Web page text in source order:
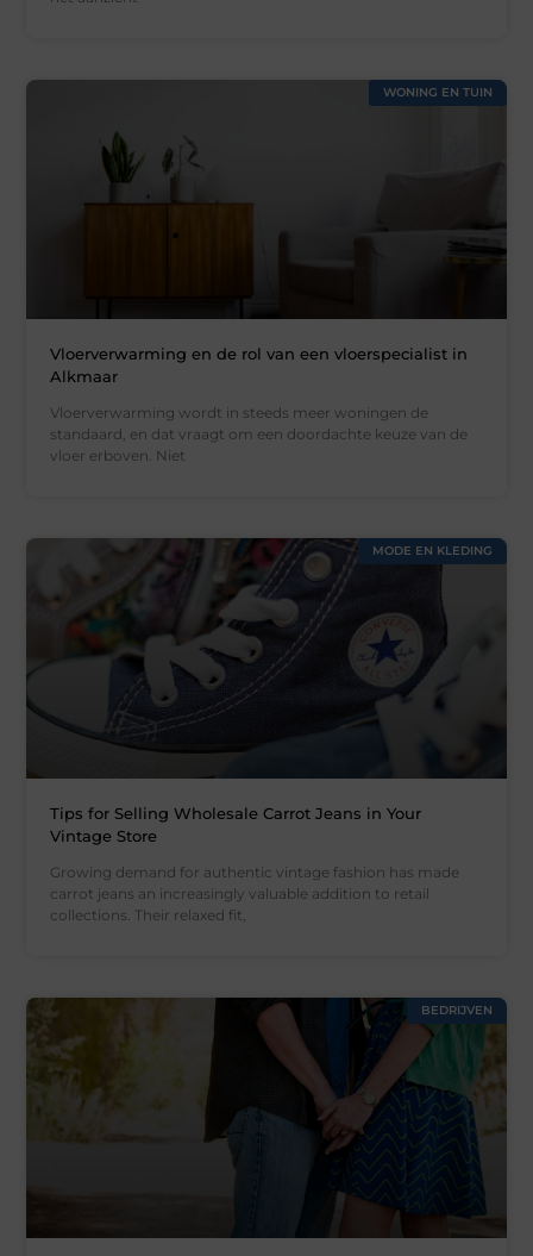
WONING EN TUIN
Vloerverwarming en de rol van een vloerspecialist in
Alkmaar
Vloerverwarming wordt in steeds meer woningen de
standaard, en dat vraagt om een doordachte keuze van de
vloer erboven. Niet
MODE EN KLEDING
Tips for Selling Wholesale Carrot Jeans in Your
Vintage Store
Growing demand for authentic vintage fashion has made
carrot jeans an increasingly valuable addition to retail
collections. Their relaxed fit,
BEDRIJVEN